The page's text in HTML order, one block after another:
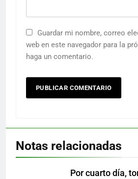
Guardar mi nombre, correo
web en este navegador para la
haga un comentario.
Notas relacionadas
Por cuarto día,